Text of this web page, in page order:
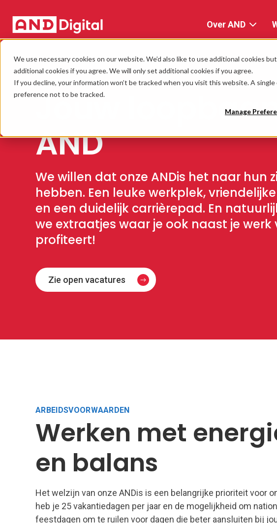
We use necessary cookies on our website. We’d also like to use additional cookies
additional cookies if you agree. We will only set additional cookies if you agree.
If you decline, your information won’t be tracked when you visit this website. A
preference not to be tracked.
Manage
Over AND
AND
Digital
AND
Locaties
Carrière
ARBEIDSVOORWAARDEN
Jouw
AND
We willen dat onze ANDis het naar hun
hebben. Een leuke werkplek,
en een duidelijk carrièrepad. En
we extraatjes waar je ook naast je werk
profiteert!
Zie open vacatures
ARBEIDSVOORWAARDEN
Werken met
en balans
Het welzijn van onze ANDis is een belangrijke prioriteit voor
heb je 25 vakantiedagen per jaar en de mogelijkheid om
feestdagen om te ruilen voor dagen die beter aansluiten bij